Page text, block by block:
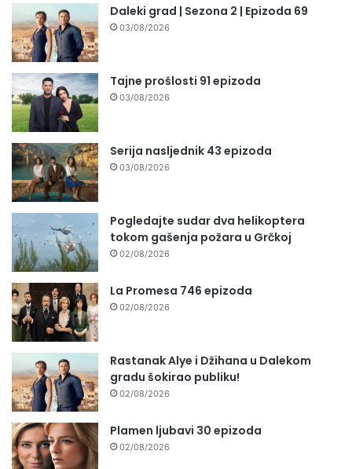
Daleki grad | Sezona 2 | Epizoda 69
03/08/2026
Tajne prošlosti 91 epizoda
03/08/2026
Serija nasljednik 43 epizoda
03/08/2026
Pogledajte sudar dva helikoptera
tokom gašenja požara u Grčkoj
02/08/2026
La Promesa 746 epizoda
02/08/2026
Rastanak Alye i Džihana u Dalekom
gradu šokirao publiku!
02/08/2026
Plamen ljubavi 30 epizoda
02/08/2026